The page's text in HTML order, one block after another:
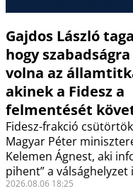
Gajdos László
hogy
volna az
akinek a Fidesz a
felmentését
Fidesz-frakció
Magyar Péter
Kelemen Ágnest, aki
pihent” a válsághelyzet
2026.08.06 18:25